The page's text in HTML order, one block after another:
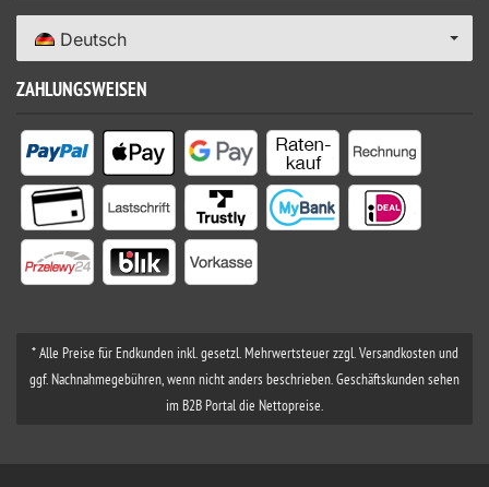
Deutsch
ZAHLUNGSWEISEN
* Alle Preise für Endkunden inkl. gesetzl. Mehrwertsteuer zzgl. Versandkosten und
ggf. Nachnahmegebühren, wenn nicht anders beschrieben. Geschäftskunden sehen
im B2B Portal die Nettopreise.